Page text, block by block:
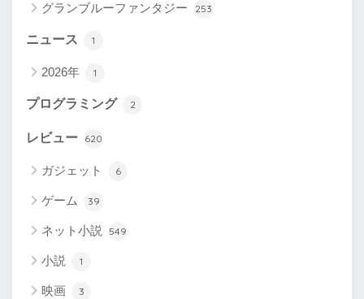
グランブルーファンタジー 253
ニュース 1
2026年 1
プログラミング 2
レビュー 620
ガジェット 6
ゲーム 39
ネット小説 549
小説 1
映画 3